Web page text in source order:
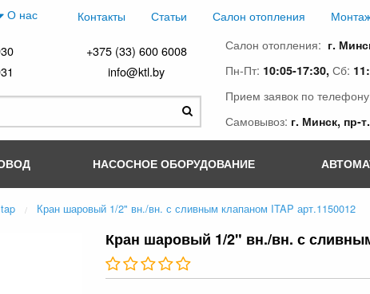
О нас Контакты Статьи Салон отопления
+375 (33) 600 6008
info@ktl.by
Салон отопления: г.
Пн-Пт: 10:05-17:30, Сб:
Прием заявок по
Самовывоз: г. Минск, пр-
НАСОСНОЕ ОБОРУДОВАНИЕ
Кран шаровый 1/2" вн./вн. с сливным клапаном ITAP арт.1150012
Кран шаровый 1/2" вн./вн. с